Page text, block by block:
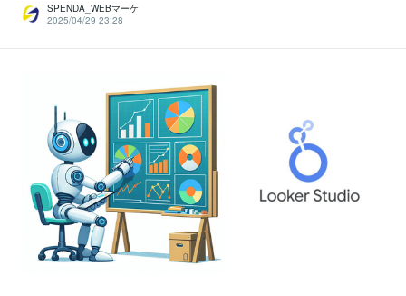
SPENDA_WEBマーケ
2025/04/29 23:28